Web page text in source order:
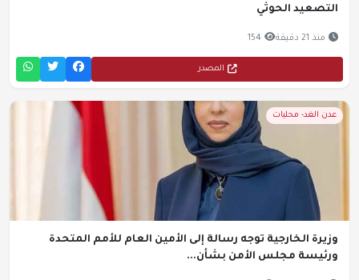
التصعيد الحوثي
منذ 21 دقيقة 154
المصدر
عدن الغد- محليات
وزيرة الخارجية توجه رسالة إلى الأمين العام للأمم المتحدة
ورئيسة مجلس الأمن بشأن...